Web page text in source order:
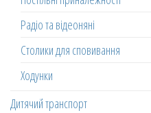
Радіо та відеоняні
Столики для сповивання
Ходунки
Дитячий транспорт